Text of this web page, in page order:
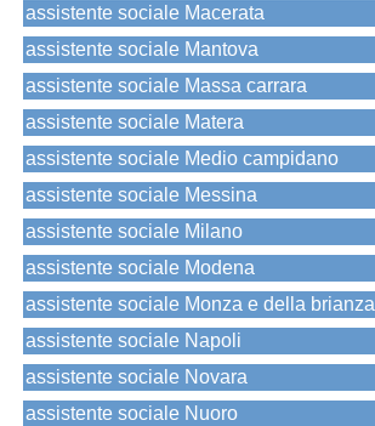
assistente sociale Macerata
assistente sociale Mantova
assistente sociale Massa carrara
assistente sociale Matera
assistente sociale Medio campidano
assistente sociale Messina
assistente sociale Milano
assistente sociale Modena
assistente sociale Monza e della brianza
assistente sociale Napoli
assistente sociale Novara
assistente sociale Nuoro